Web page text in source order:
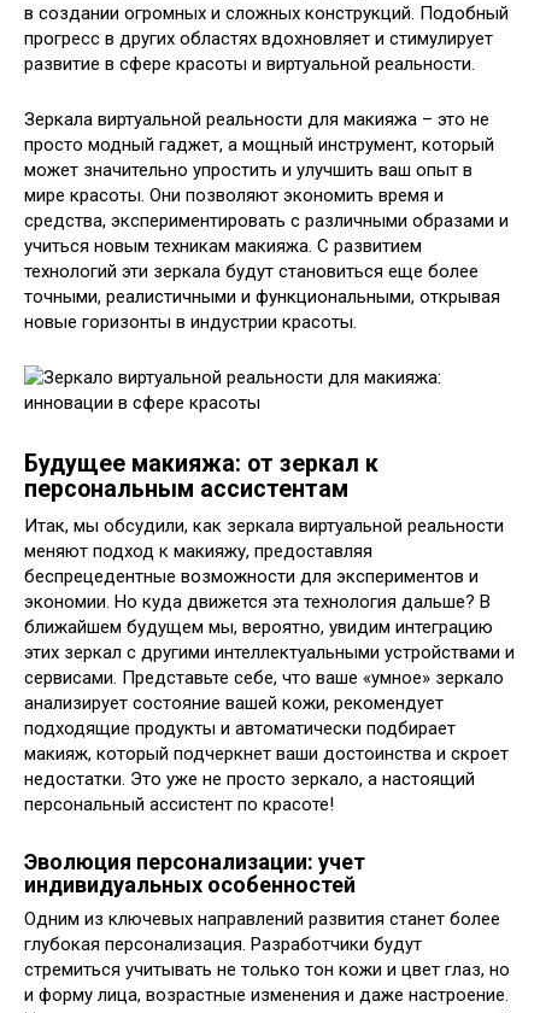
в создании огромных и сложных конструкций. Подобный
прогресс в других областях вдохновляет и стимулирует
развитие в сфере красоты и виртуальной реальности.
Зеркала виртуальной реальности для макияжа – это не
просто модный гаджет, а мощный инструмент, который
может значительно упростить и улучшить ваш опыт в
мире красоты. Они позволяют экономить время и
средства, экспериментировать с различными образами и
учиться новым техникам макияжа. С развитием
технологий эти зеркала будут становиться еще более
точными, реалистичными и функциональными, открывая
новые горизонты в индустрии красоты.
Будущее макияжа: от зеркал к
персональным ассистентам
Итак, мы обсудили, как зеркала виртуальной реальности
меняют подход к макияжу, предоставляя
беспрецедентные возможности для экспериментов и
экономии. Но куда движется эта технология дальше? В
ближайшем будущем мы, вероятно, увидим интеграцию
этих зеркал с другими интеллектуальными устройствами и
сервисами. Представьте себе, что ваше «умное» зеркало
анализирует состояние вашей кожи, рекомендует
подходящие продукты и автоматически подбирает
макияж, который подчеркнет ваши достоинства и скроет
недостатки. Это уже не просто зеркало, а настоящий
персональный ассистент по красоте!
Эволюция персонализации: учет
индивидуальных особенностей
Одним из ключевых направлений развития станет более
глубокая персонализация. Разработчики будут
стремиться учитывать не только тон кожи и цвет глаз, но
и форму лица, возрастные изменения и даже настроение.